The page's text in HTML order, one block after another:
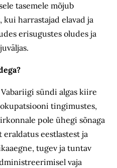
tasemele mõjub
kui harrastajad elavad ja
erisugustes oludes ja
sündi algas kiire
tingimustes,
pole ühegi sõnaga
eestlastest ja
tugev ja tuntav
vaja